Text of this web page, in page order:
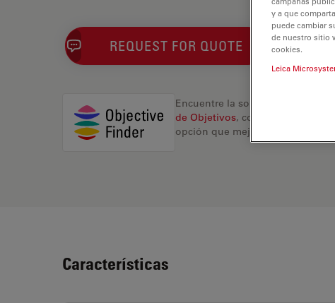
REQUEST FOR QUOTE
Encuentre la solución ideal.
de Objetivos, compare
opción que mejor se adapte a
Características
y a que
puede cambiar
de nuestro sitio
cookies.
Leica